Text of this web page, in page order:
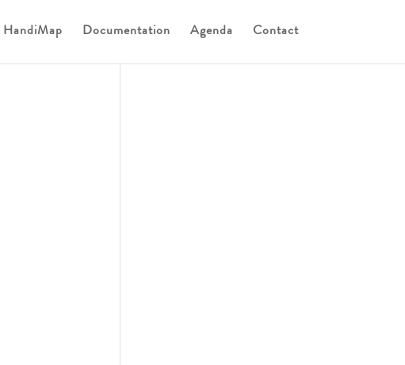
HandiMap Documentation Agenda Contact